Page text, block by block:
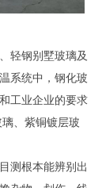
轻钢别墅玻璃及
系统中，钢化玻
工业企业的要求
、紫铜镀层玻
测根本能辨别出